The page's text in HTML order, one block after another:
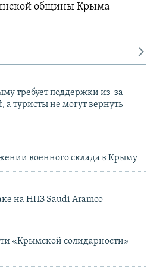
общины Крыма
требует поддержки из-за
а туристы не могут вернуть
военного склада в Крыму
на НПЗ Saudi Aramco
«Крымской солидарности»